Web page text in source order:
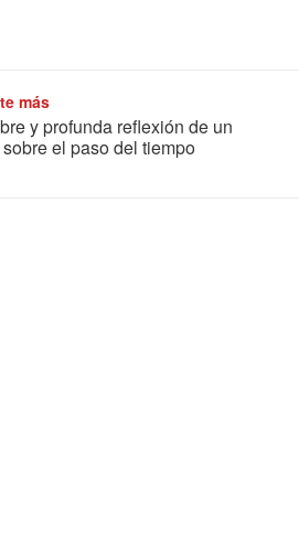
más
y profunda reflexión de un
el paso del tiempo